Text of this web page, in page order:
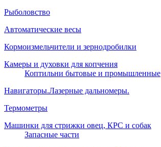
Рыболовство
Автоматические весы
Кормоизмельчители и зернодробилки
Камеры и духовки для копчения
Коптильни бытовые и промышленные
Навигаторы.Лазерные дальномеры.
Термометры
Машинки для стрижки овец, КРС и собак
Запасные части